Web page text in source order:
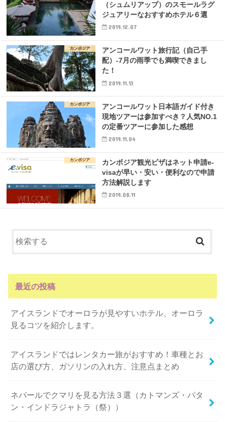
（シュムリアップ）のスモールラグ
ジュアリーなおすすめホテル６選
2019.12.07
カンボジア
アンコールワット旅行記（自己手
配）-7月の雨季でも満喫できまし
た！
2019.11.13
カンボジア
アンコールワット日本語ガイド付き
現地ツアーは参加すべき？人気NO.1
の定番ツアーに参加した感想
2019.11.04
カンボジア
カンボジア観光ビザはネット申請e-
visaが早い・安い・便利なので申請
方法解説します
2019.08.11
最近の投稿
アイスランドでオーロラが見やすいホテル、オーロラ
見るコツを紹介します。
アイスランドではレンタカー旅がおすすめ！車種とお
店の選び方、ガソリンの入れ方、注意点まとめ
ネパールでクマリを見る方法３選（カトマンズ・パタ
ン・インドラジャトラ（祭））